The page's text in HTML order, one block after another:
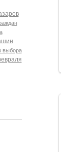
выбора